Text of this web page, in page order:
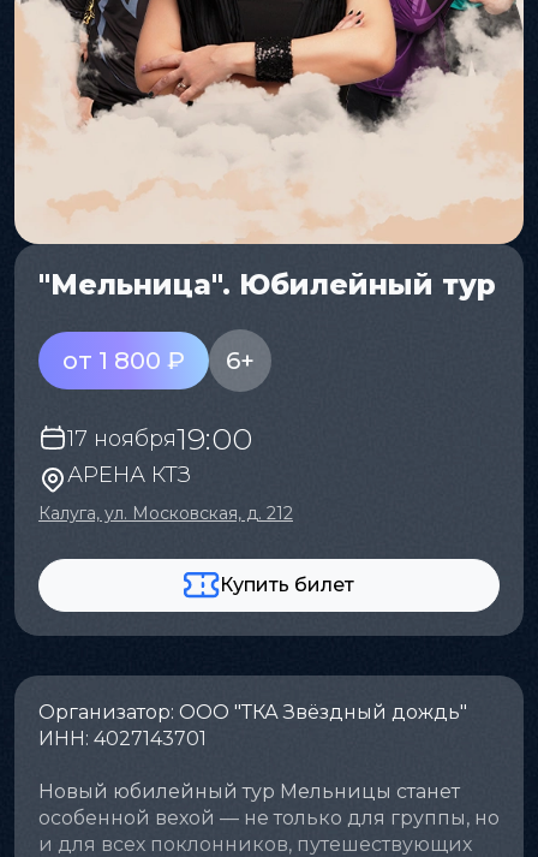
"Мельница". Юбилейный тур
от 1 800 ₽ 6+
17 ноября19:00
АРЕНА КТЗ
Калуга, ул. Московская, д. 212
Купить билет
Организатор: ООО "ТКА Звёздный дождь"
ИНН: 4027143701
Новый юбилейный тур Мельницы станет
особенной вехой — не только для группы, но
и для всех поклонников, путешествующих